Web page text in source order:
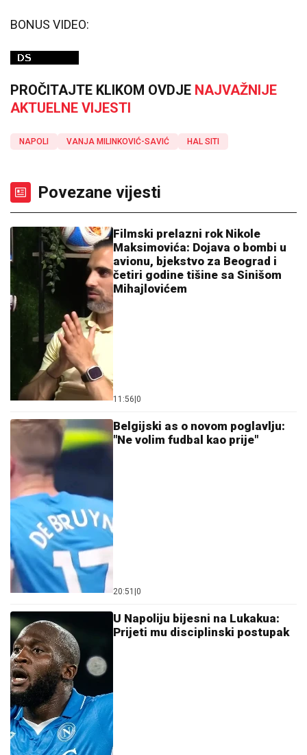
BONUS VIDEO:
PROČITAJTE KLIKOM OVDJE NAJVAŽNIJE
AKTUELNE VIJESTI
NAPOLI VANJA MILINKOVIĆ-SAVIĆ HAL SITI
Povezane vijesti
Filmski prelazni rok Nikole
Maksimovića: Dojava o bombi u
avionu, bjekstvo za Beograd i
četiri godine tišine sa Sinišom
Mihajlovićem
11:56 0
Belgijski as o novom poglavlju:
"Ne volim fudbal kao prije"
20:51 0
U Napoliju bijesni na Lukakua:
Prijeti mu disciplinski postupak